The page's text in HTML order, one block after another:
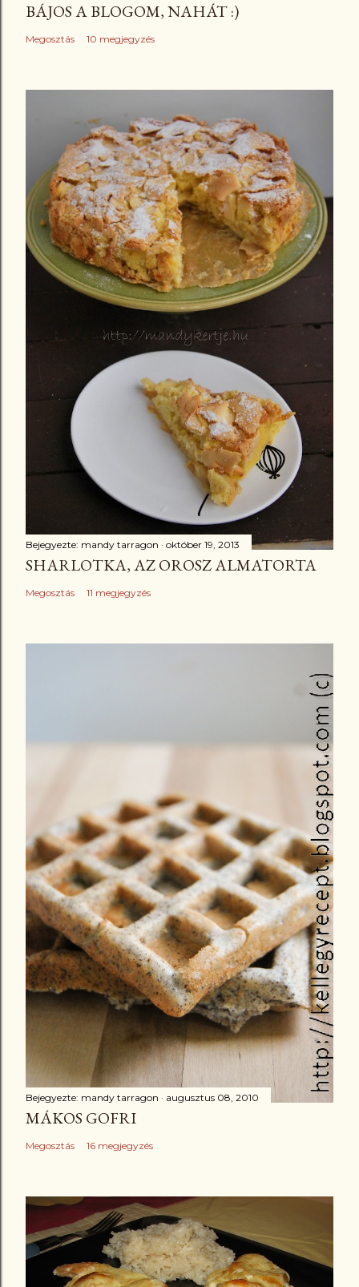
BÁJOS A BLOGOM, NAHÁT :)
Megosztás 10 megjegyzés
Bejegyezte: mandy tarragon október 19, 2013
SHARLOTKA, AZ OROSZ ALMATORTA
Megosztás 11 megjegyzés
Bejegyezte: mandy tarragon augusztus 08, 2010
MÁKOS GOFRI
Megosztás 16 megjegyzés